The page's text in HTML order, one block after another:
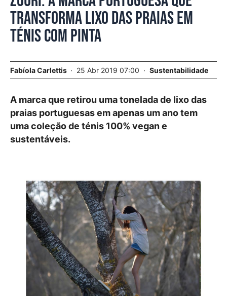
transforma lixo das praias em
ténis com pinta
Fabíola Carlettis 25 Abr 2019 07:00 Sustentabilidade
A marca que retirou uma tonelada de lixo das
praias portuguesas em apenas um ano tem
uma coleção de ténis 100% vegan e
sustentáveis.